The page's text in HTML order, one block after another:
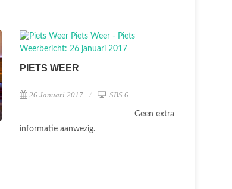
PIETS WEER
26 Januari 2017 SBS 6
Geen extra
informatie aanwezig.